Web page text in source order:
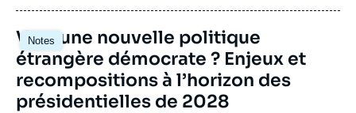
publication
Notes
Image
principale
Vers une nouvelle politique
étrangère démocrate ? Enjeux et
recompositions à l’horizon des
présidentielles de 2028